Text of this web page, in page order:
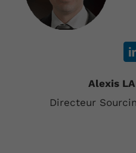
Alexis
Directeur